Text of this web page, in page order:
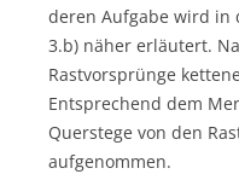
deren Aufgabe wird in
3.b) näher erläutert.
Rastvorsprünge
Entsprechend dem
Querstege von den
aufgenommen.